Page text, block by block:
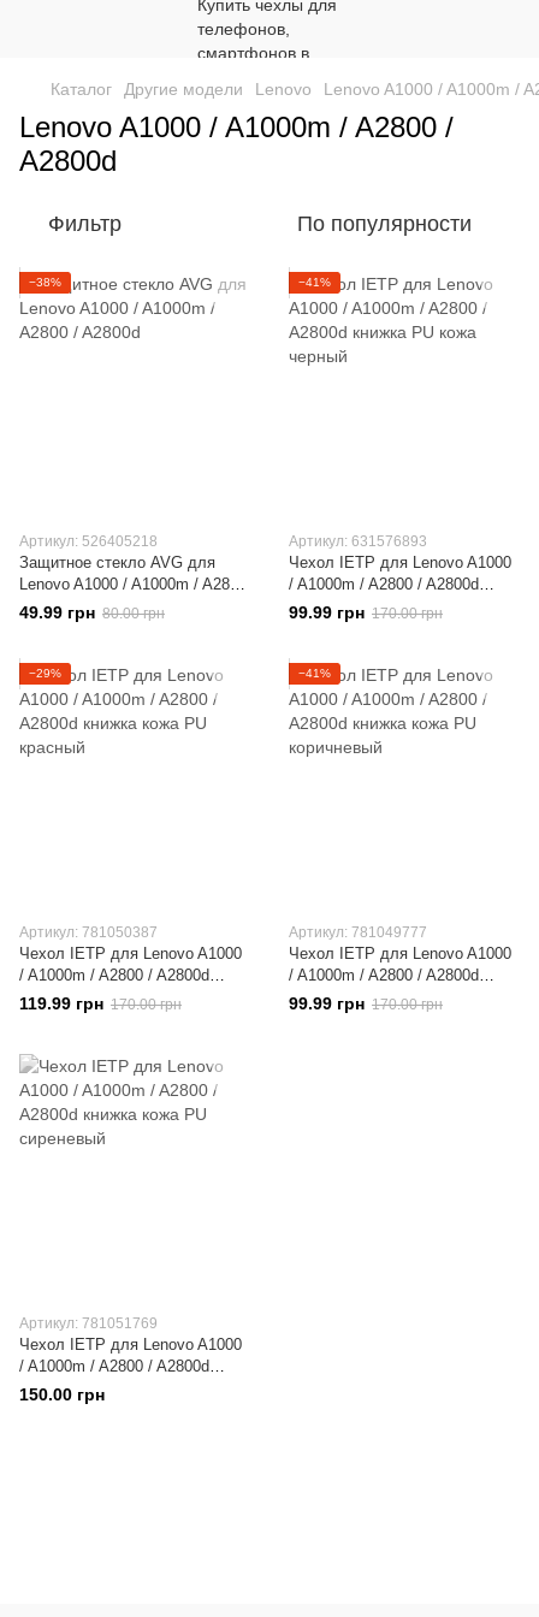
Каталог Другие модели Lenovo Lenovo A1000 / A1000m /
Lenovo A1000 / A1000m / A2800 /
A2800d
Фильтр По популярности
−38%
Артикул: 526405218
Защитное стекло AVG для
Lenovo A1000 / A1000m / A2800
/ A2800d
49.99 грн 80.00 грн
−41%
Артикул: 631576893
Чехол IETP для Lenovo A1000
/ A1000m / A2800 / A2800d
книжка PU кожа черный
99.99 грн 170.00 грн
−29%
Артикул: 781050387
Чехол IETP для Lenovo A1000
/ A1000m / A2800 / A2800d
книжка кожа PU красный
119.99 грн 170.00 грн
−41%
Артикул: 781049777
Чехол IETP для Lenovo A1000
/ A1000m / A2800 / A2800d
книжка кожа PU коричневый
99.99 грн 170.00 грн
Артикул: 781051769
Чехол IETP для Lenovo A1000
/ A1000m / A2800 / A2800d
книжка кожа PU сиреневый
150.00 грн